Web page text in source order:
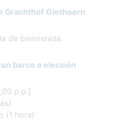
Grachthof Giethoorn
de bienvenida.
barco a elección
p.p.]
(1 hora)